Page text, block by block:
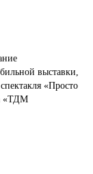
выставки,
«Просто
«ТДМ